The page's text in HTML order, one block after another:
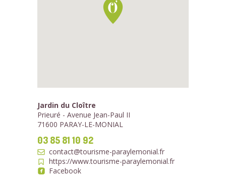
Jardin du Cloître
Prieuré - Avenue Jean-Paul II
71600 PARAY-LE-MONIAL
03 85 81 10 92
contact@tourisme-paraylemonial.fr
https://www.tourisme-paraylemonial.fr
Facebook